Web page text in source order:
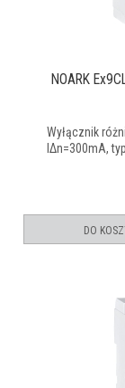
NOARK
Wyłącznik
IΔn=300mA,
DO